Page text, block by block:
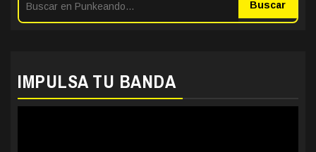
Buscar
IMPULSA TU BANDA